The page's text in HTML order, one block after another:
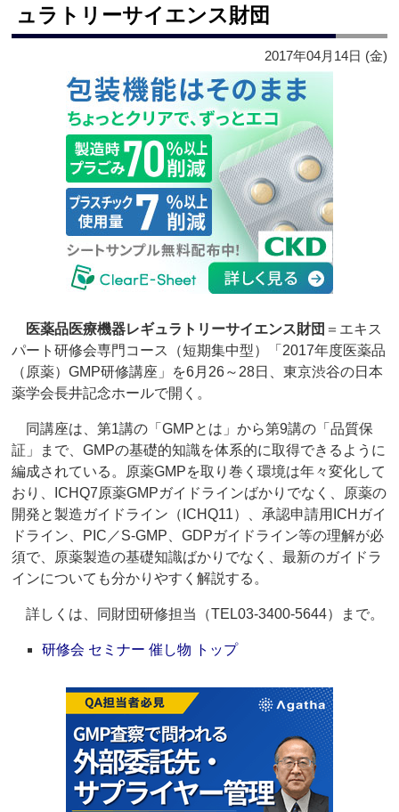
ュラトリーサイエンス財団
2017年04月14日 (金)
医薬品医療機器レギュラトリーサイエンス財団 ＝エキス
パート研修会専門コース（短期集中型）「2017年度医薬品
（原薬）GMP研修講座」を6月26～28日、東京渋谷の日本
薬学会長井記念ホールで開く。
同講座は、第1講の「GMPとは」から第9講の「品質保
証」まで、GMPの基礎的知識を体系的に取得できるように
編成されている。原薬GMPを取り巻く環境は年々変化して
おり、ICHQ7原薬GMPガイドラインばかりでなく、原薬の
開発と製造ガイドライン（ICHQ11）、承認申請用ICHガイ
ドライン、PIC／S-GMP、GDPガイドライン等の理解が必
須で、原薬製造の基礎知識ばかりでなく、最新のガイドラ
インについても分かりやすく解説する。
詳しくは、同財団研修担当（TEL03-3400-5644）まで。
研修会 セミナー 催し物 トップ